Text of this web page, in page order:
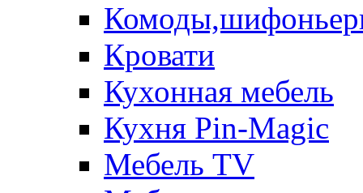
Кровати
Кухонная мебель
Кухня Pin-Magic
Мебель TV